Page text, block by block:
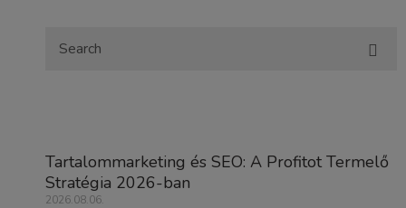
Tartalommarketing és SEO: A Profitot Termelő
Stratégia 2026-ban
2026.08.06.